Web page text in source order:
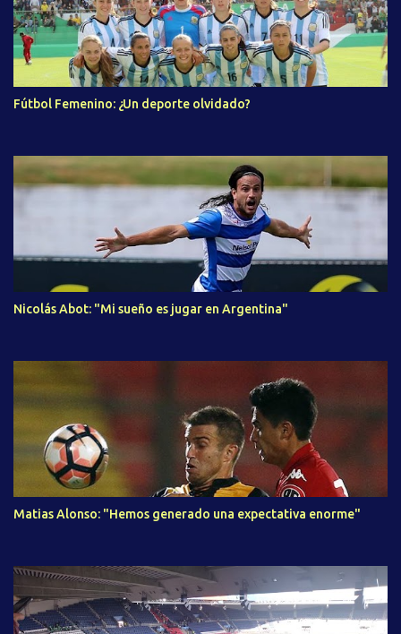
Fútbol Femenino: ¿Un deporte olvidado?
Nicolás Abot: "Mi sueño es jugar en Argentina"
Matias Alonso: "Hemos generado una expectativa enorme"